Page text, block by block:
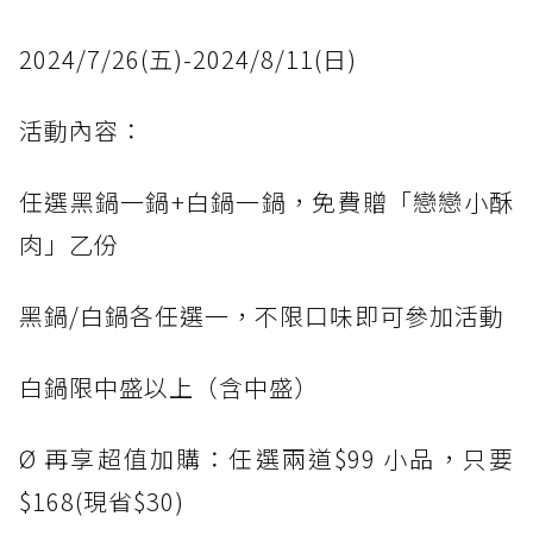
2024/7/26(五)-2024/8/11(日)
活動內容：
任選黑鍋一鍋+白鍋一鍋，免費贈「戀戀小酥
肉」乙份
黑鍋/白鍋各任選一，不限口味即可參加活動
白鍋限中盛以上（含中盛）
Ø 再享超值加購：任選兩道$99 小品，只要
$168(現省$30)